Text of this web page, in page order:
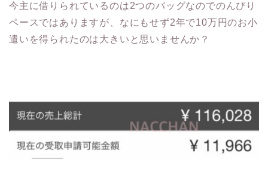
今主に借りられているのは2つのバッグなのでのんびり
ペースではありますが、なにもせず2年で10万円のお小
遣いを得られたのは大きいと思いませんか？